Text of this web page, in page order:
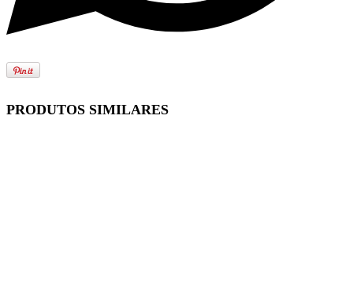
PRODUTOS SIMILARES